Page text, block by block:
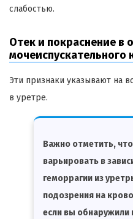
слабостью.
Отек и покраснение в
мочеиспускательного
Эти признаки указывают на
в уретре.
Важно отметить,
варьировать в
геморрагии из
подозрения на
если вы обнаружили